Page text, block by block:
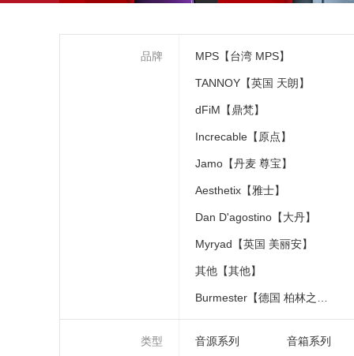
品牌 MPS【台湾 MPS】
TANNOY【英国 天朗】
dFiM【鼎梵】
Increcable【原点】
Jamo【丹麦 尊宝】
Aesthetix【雅士】
Dan D'agostino【大丹】
Myryad【英国 美丽安】
其他【其他】
类型 音源系列 音箱系列